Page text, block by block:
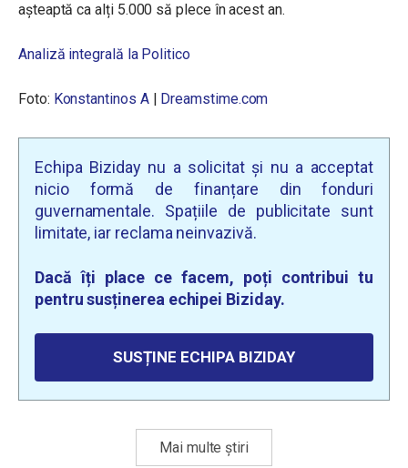
așteaptă ca alți 5.000 să plece în acest an.
Analiză integrală la Politico
Foto: Konstantinos A| Dreamstime.com
Echipa Biziday nu a solicitat și nu a acceptat
nicio formă de finanțare din fonduri
guvernamentale. Spațiile de publicitate sunt
limitate, iar reclama neinvazivă.
Dacă îți place ce facem, poți contribui tu
pentru susținerea echipei Biziday.
SUSȚINE ECHIPA BIZIDAY
Mai multe știri